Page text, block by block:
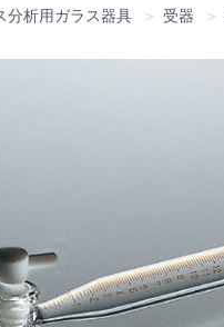
分析用ガラス器具 受器